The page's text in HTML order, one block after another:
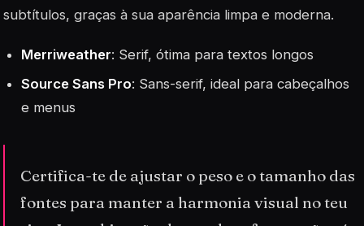
subtítulos, graças à sua aparência limpa e moderna.
Merriweather: Serif, ótima para textos longos
Source Sans Pro: Sans-serif, ideal para cabeçalhos
e menus
Certifica-te de ajustar o peso e o tamanho das
fontes para manter a harmonia visual no teu